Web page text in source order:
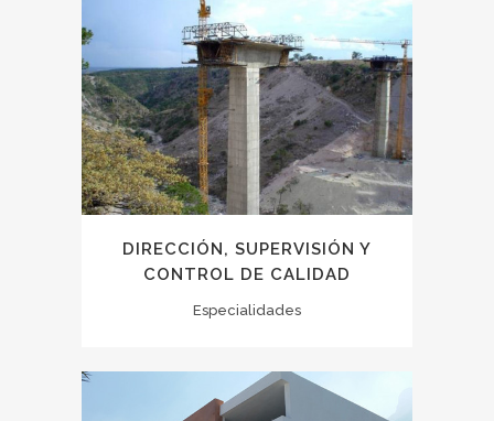
DIRECCIÓN, SUPERVISIÓN Y
CONTROL DE CALIDAD
Especialidades